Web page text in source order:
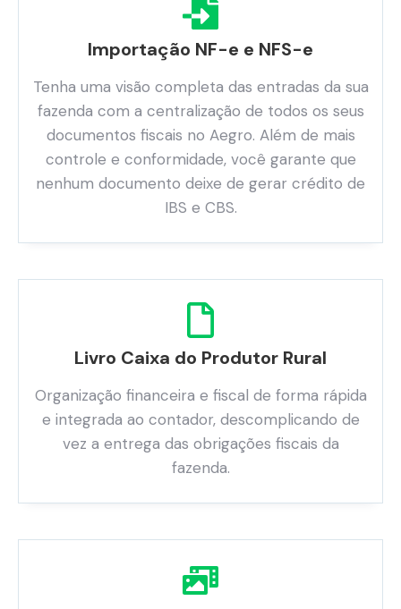
Importação NF-e e NFS-e
Tenha uma visão completa das entradas da sua
fazenda com a centralização de todos os seus
documentos fiscais no Aegro. Além de mais
controle e conformidade, você garante que
nenhum documento deixe de gerar crédito de
IBS e CBS.
Livro Caixa do Produtor Rural
Organização financeira e fiscal de forma rápida
e integrada ao contador, descomplicando de
vez a entrega das obrigações fiscais da
fazenda.